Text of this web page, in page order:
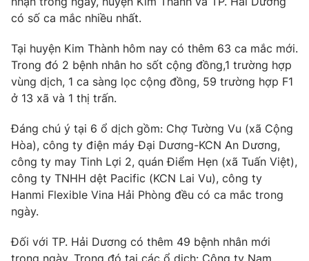
Khán giả
Giải sao mai
Âm nhạc
Du lịch
Làm đẹp
Chất lượng cuộc sống
Tuyển sinh
Học trực tuyến
Công nghệ
Hitech Công nghệ tương lai
Sản phẩm
Thị trường
Tư vấn
Lịch phát sóng
Chuyên mục khác
có số ca mắc nhiều nhất.
Tại huyện Kim Thành hôm nay có thêm 63 ca mắc mới.
Trong đó 2 bệnh nhân ho sốt cộng đồng,1 trường hợp
vùng dịch, 1 ca sàng lọc cộng đồng, 59 trường hợp F1
ở 13 xã và 1 thị trấn.
Đáng chú ý tại 6 ổ dịch gồm: Chợ Tường Vu (xã Cộng
Hòa), công ty điện máy Đại Dương-KCN An Dương,
công ty may Tinh Lợi 2, quán Điểm Hẹn (xã Tuấn Việt),
công ty TNHH dệt Pacific (KCN Lai Vu), công ty
Hanmi Flexible Vina Hải Phòng đều có ca mắc trong
ngày.
Đối với TP. Hải Dương có thêm 49 bệnh nhân mới
trong ngày. Trong đó tại các ổ dịch: Công ty Nam